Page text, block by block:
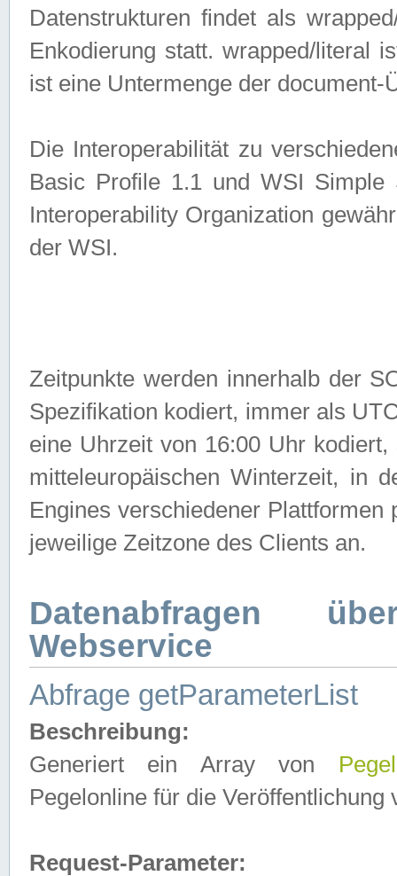
Datenstrukturen findet als
Enkodierung statt. wrapped/literal
ist eine Untermenge der
Die Interoperabilität zu
Basic Profile 1.1 und WSI
Interoperability Organization
der WSI.
Zeitpunkte werden innerhalb der
Spezifikation kodiert, immer als
eine Uhrzeit von 16:00 Uhr
mitteleuropäischen Winterzeit, in
Engines verschiedener
jeweilige Zeitzone des Clients an.
Datenabfragen
Webservice
Abfrage getParameterList
Beschreibung:
Generiert ein Array von
Pegelonline für die Veröffentlichung
Request-Parameter: